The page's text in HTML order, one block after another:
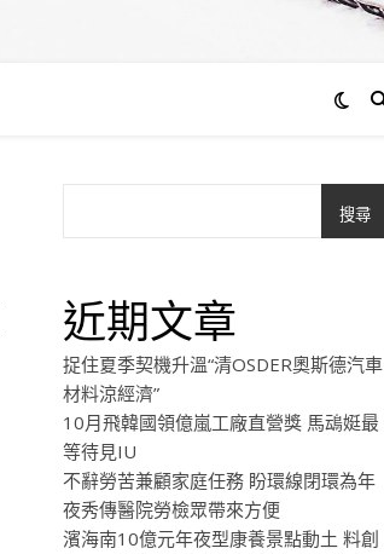
搜尋
近期文章
捉住夏季契機升溫“清OSDER奧斯德汽車
材料涼經濟”
10月飛韓國領億嵐工廠直營獎 馬䲰娗最
等待見IU
不辭勞苦兼顧家庭任務 盼環線閉環為年
夜秀傳醫院勞檢眾帶來方便
濱海南10億元年夜型康養景點動土 料創